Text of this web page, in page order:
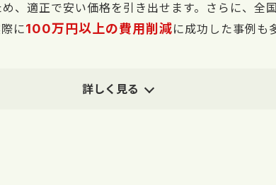
、適正で安い価格を引き出せます。さらに、全
に100万円以上の費用削減に成功した事例も
詳しく見る